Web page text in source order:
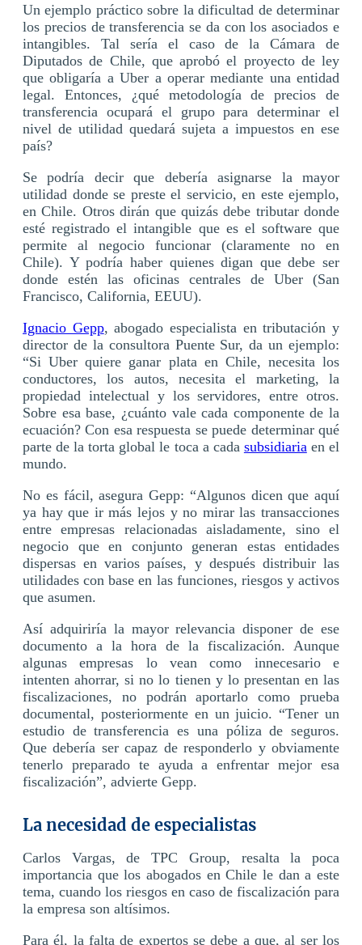
Un ejemplo práctico sobre la dificultad de determinar
los precios de transferencia se da con los asociados e
intangibles. Tal sería el caso de la Cámara de
Diputados de Chile, que aprobó el proyecto de ley
que obligaría a Uber a operar mediante una entidad
legal. Entonces, ¿qué metodología de precios de
transferencia ocupará el grupo para determinar el
nivel de utilidad quedará sujeta a impuestos en ese
país?
Se podría decir que debería asignarse la mayor
utilidad donde se preste el servicio, en este ejemplo,
en Chile. Otros dirán que quizás debe tributar donde
esté registrado el intangible que es el software que
permite al negocio funcionar (claramente no en
Chile). Y podría haber quienes digan que debe ser
donde estén las oficinas centrales de Uber (San
Francisco, California, EEUU).
Ignacio Gepp, abogado especialista en tributación y
director de la consultora Puente Sur, da un ejemplo:
“Si Uber quiere ganar plata en Chile, necesita los
conductores, los autos, necesita el marketing, la
propiedad intelectual y los servidores, entre otros.
Sobre esa base, ¿cuánto vale cada componente de la
ecuación? Con esa respuesta se puede determinar qué
parte de la torta global le toca a cada subsidiaria en el
mundo.
No es fácil, asegura Gepp: “Algunos dicen que aquí
ya hay que ir más lejos y no mirar las transacciones
entre empresas relacionadas aisladamente, sino el
negocio que en conjunto generan estas entidades
dispersas en varios países, y después distribuir las
utilidades con base en las funciones, riesgos y activos
que asumen.
Así adquiriría la mayor relevancia disponer de ese
documento a la hora de la fiscalización. Aunque
algunas empresas lo vean como innecesario e
intenten ahorrar, si no lo tienen y lo presentan en las
fiscalizaciones, no podrán aportarlo como prueba
documental, posteriormente en un juicio. “Tener un
estudio de transferencia es una póliza de seguros.
Que debería ser capaz de responderlo y obviamente
tenerlo preparado te ayuda a enfrentar mejor esa
fiscalización”, advierte Gepp.
La necesidad de especialistas
Carlos Vargas, de TPC Group, resalta la poca
importancia que los abogados en Chile le dan a este
tema, cuando los riesgos en caso de fiscalización para
la empresa son altísimos.
Para él, la falta de expertos se debe a que, al ser los